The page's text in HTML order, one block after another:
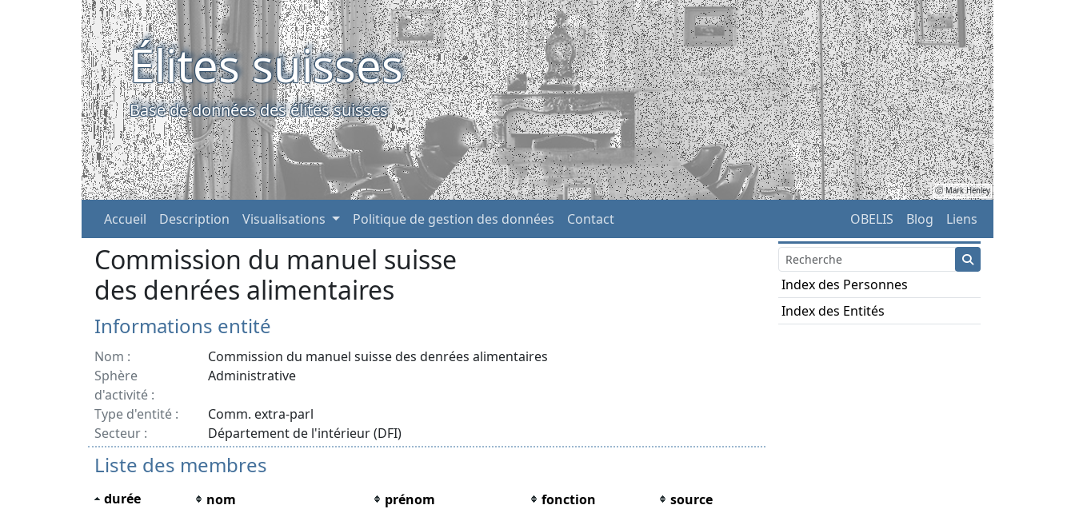
Élites suisses
Base de données des élites suisses
ⓒ Mark Henley
Accueil Description Visualisations Politique de gestion des données Contact OBELIS Blog Liens
Commission du manuel suisse
des denrées alimentaires
Informations entité
Nom :
Commission du manuel suisse des denrées alimentaires
Sphère
d'activité :
Administrative
Type d'entité :
Comm. extra-parl
Secteur :
Département de l'intérieur (DFI)
Liste des membres
durée nom prénom fonction
source
Index des Personnes
Index des Entités